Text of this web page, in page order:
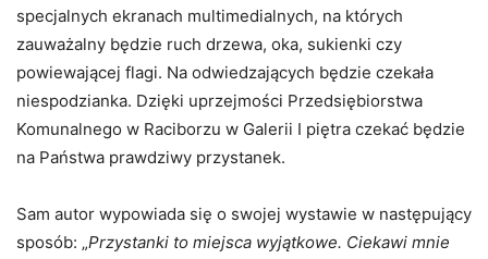
specjalnych ekranach multimedialnych, na których
zauważalny będzie ruch drzewa, oka, sukienki czy
powiewającej flagi. Na odwiedzających będzie czekała
niespodzianka. Dzięki uprzejmości Przedsiębiorstwa
Komunalnego w Raciborzu w Galerii I piętra czekać będzie
na Państwa prawdziwy przystanek.
Sam autor wypowiada się o swojej wystawie w następujący
sposób: „Przystanki to miejsca wyjątkowe. Ciekawi mnie